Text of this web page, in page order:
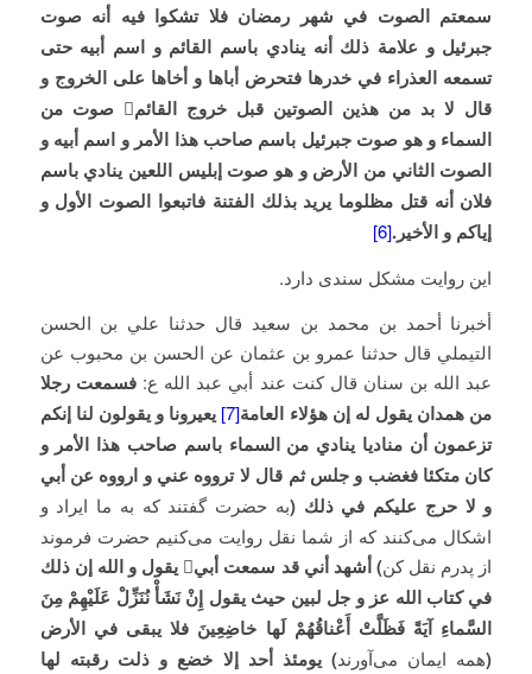
سمعتم الصوت في شهر رمضان فلا تشكوا فيه أنه صوت
جبرئيل و علامة ذلك أنه ينادي باسم القائم و اسم أبيه حتى
تسمعه العذراء في خدرها فتحرض أباها و أخاها على الخروج و
قال لا بد من هذين الصوتين قبل خروج القائم صوت من
السماء و هو صوت جبرئيل باسم صاحب هذا الأمر و اسم أبيه و
الصوت الثاني من الأرض و هو صوت إبليس اللعين ينادي باسم
فلان أنه قتل مظلوما يريد بذلك الفتنة فاتبعوا الصوت الأول و
إياكم و الأخير.[6]
این روایت مشکل سندی دارد.
أخبرنا أحمد بن محمد بن سعيد قال حدثنا علي بن الحسن
التيملي قال حدثنا عمرو بن عثمان عن الحسن بن محبوب عن
عبد الله بن سنان قال كنت عند أبي عبد الله ع:فسمعت رجلا
من همدان يقول له إن هؤلاء العامة[7]
يعيرونا و يقولون لنا إنكم
تزعمون أن مناديا ينادي من السماء باسم صاحب هذا الأمر و
كان متكئا فغضب و جلس ثم قال لا ترووه عني و ارووه عن أبي
و لا حرج عليكم في ذلك (به حضرت گفتند که به ما ایراد و
اشکال می‌کنند که از شما نقل روایت می‌کنیم حضرت فرموند
از پدرم نقل کن) أشهد أني قد سمعت أبي يقول و الله إن ذلك
في كتاب الله عز و جل لبين حيث يقول إِنْ نَشَأْ نُنَزِّلْ عَلَيْهِمْ مِنَ
السَّماءِ آيَةً فَظَلَّتْ أَعْناقُهُمْ لَها خاضِعِينَ فلا يبقى في الأرض
(همه ایمان می‌آورند) يومئذ أحد إلا خضع و ذلت رقبته لها